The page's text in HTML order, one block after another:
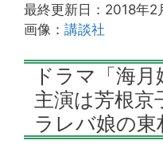
最終更新日：2018年2
画像： 講談社
ドラマ「海月
主演は芳根
ラレバ娘の東